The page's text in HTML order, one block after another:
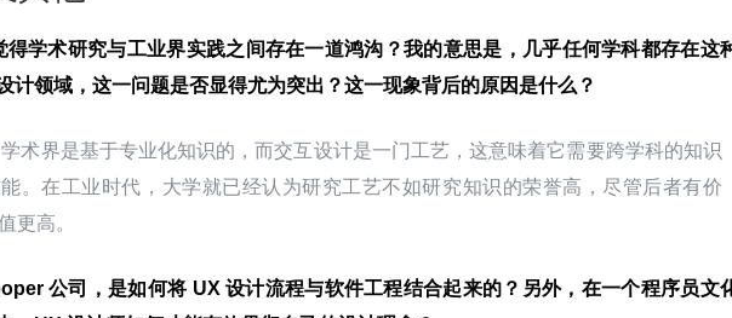
得学术研究与工业界实践之间存在一道鸿沟？我的意思是，几乎任何学科都存在这
计领域，这一问题是否显得尤为突出？这一现象背后的原因是什么？
学术界是基于专业化知识的，而交互设计是一门工艺，这意味着它需要跨学科的知识
。在工业时代，大学就已经认为研究工艺不如研究知识的荣誉高，尽管后者有价
更高。
公司，是如何将 UX 设计流程与软件工程结合起来的？另外，在一个程序员文